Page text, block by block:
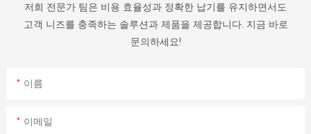
저희 전문가 팀은 비용 효율성과 정확한 납기를 유지하면서도
고객 니즈를 충족하는 솔루션과 제품을 제공합니다. 지금 바로
문의하세요!
이름
이메일